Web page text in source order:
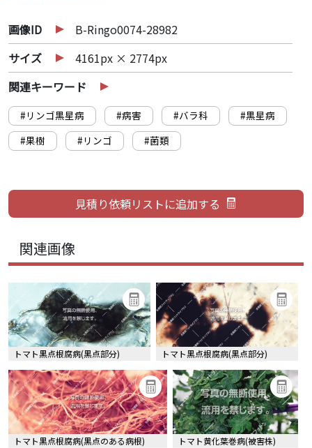
画像ID
B-Ringo0074-28982
サイズ
4161px × 2774px
関連キーワード
#リンゴ黒星病 #病害 #バラ科
#黒星病
#果樹
#リンゴ #菌類
関連画像
トマト黒点根腐病(黒点部分) トマト黒点根腐病(黒点部分)
トマト黒点根腐病(黒点のある病根) トマト黄化葉巻病(被害株)